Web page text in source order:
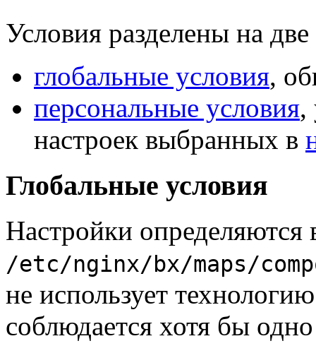
Условия разделены на
глобальные условия,
персональные условия,
настроек выбранных в
Глобальные условия
Настройки определяются
/etc/nginx/bx/maps/
не использует
соблюдается хотя бы